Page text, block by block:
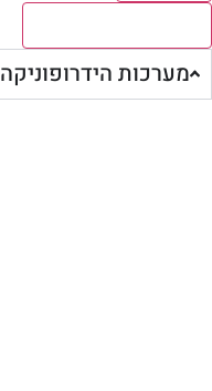
מערכות הידרופוניקה